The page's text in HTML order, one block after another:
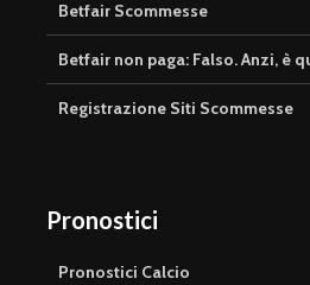
Betfair Scommesse
Betfair non paga: Falso. Anzi, è
Registrazione Siti Scommesse
Pronostici
Pronostici Calcio